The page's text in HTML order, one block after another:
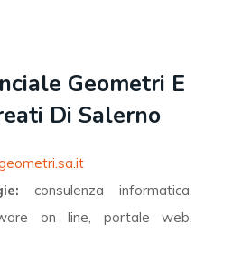
Geometri E
Di Salerno
consulenza informatica,
on line, portale web,